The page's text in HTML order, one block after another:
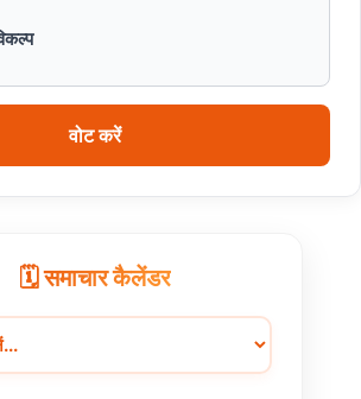
प्रतीक है : मुख्यमंत्री डॉ. यादव
पर किया नमन
वोट करें
🗓️ समाचार कैलेंडर